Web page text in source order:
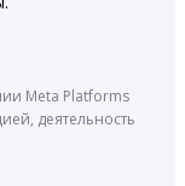
Meta Platforms
деятельность